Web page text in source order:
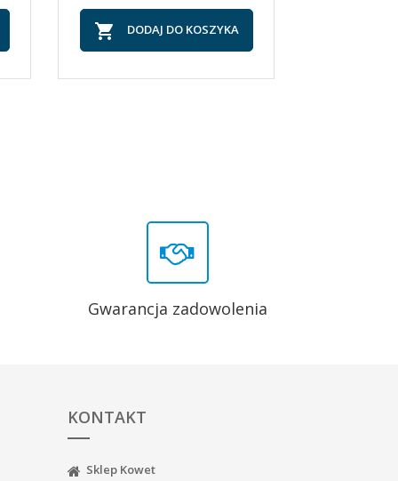
 DODAJ DO KOSZYKA
Gwarancja zadowolenia
KONTAKT
Sklep Kowet